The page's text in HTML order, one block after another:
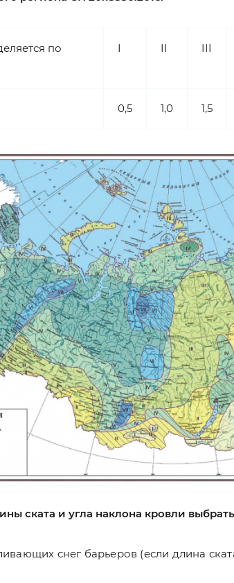
по
I II III
0,5 1,0 1,5
ската и угла наклона кровли
снег барьеров (если длина